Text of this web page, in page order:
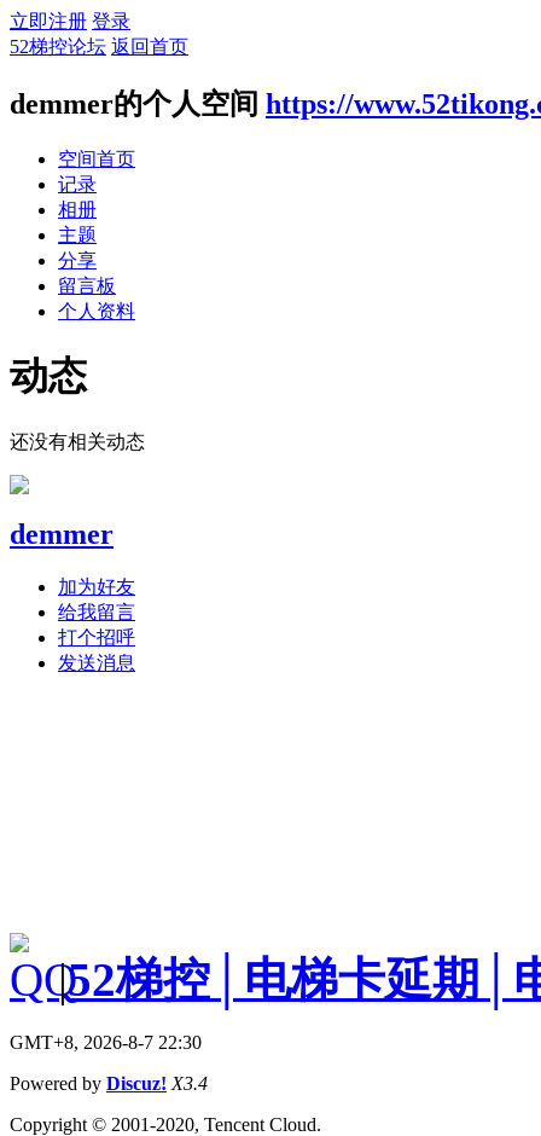
立即注册 登录
52梯控论坛 返回首页
demmer的个人空间 https://
空间首页
记录
相册
主题
分享
留言板
个人资料
动态
还没有相关动态
demmer
加为好友
给我留言
打个招呼
发送消息
|52梯控│电梯卡延期│
GMT+8, 2026-8-7 22:30
Powered by Discuz! X3.4
Copyright © 2001-2020, Tencent Cloud.